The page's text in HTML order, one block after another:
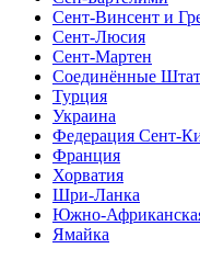
Сент-Винсент и
Сент-Люсия
Сент-Мартен
Соединённые
Турция
Украина
Федерация Сент-
Франция
Хорватия
Шри-Ланка
Южно-
Ямайка